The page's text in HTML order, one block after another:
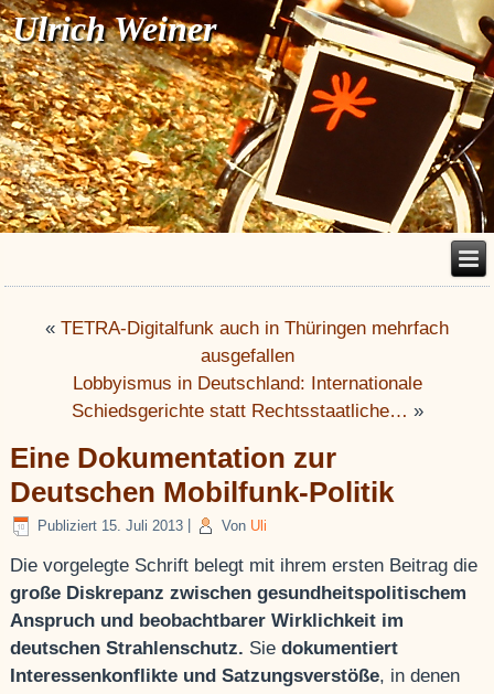
Ulrich Weiner
« TETRA-Digitalfunk auch in Thüringen mehrfach
ausgefallen
Lobbyismus in Deutschland: Internationale
Schiedsgerichte statt Rechtsstaatliche… »
Eine Dokumentation zur
Deutschen Mobilfunk-Politik
Publiziert 15. Juli 2013 Von Uli
Die vorgelegte Schrift belegt mit ihrem ersten Beitrag die
große Diskrepanz zwischen gesundheitspolitischem
Anspruch und beobachtbarer Wirklichkeit im
deutschen Strahlenschutz. Siedokumentiert
Interessenkonflikte und Satzungsverstöße, in denen